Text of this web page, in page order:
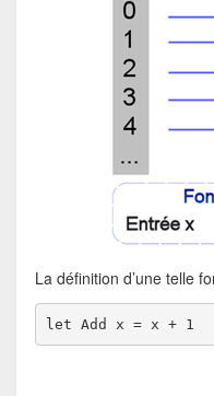
La définition d’une telle
let Add x = x + 1